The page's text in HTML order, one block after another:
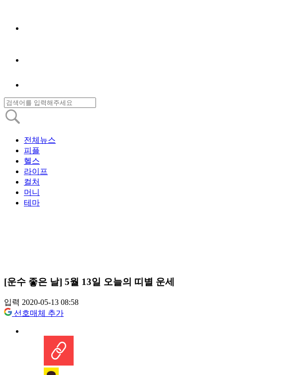
전체뉴스
피플
헬스
라이프
컬처
머니
테마
[운수 좋은 날] 5월 13일 오늘의 띠별 운세
입력 2020-05-13 08:58
선호매체 추가